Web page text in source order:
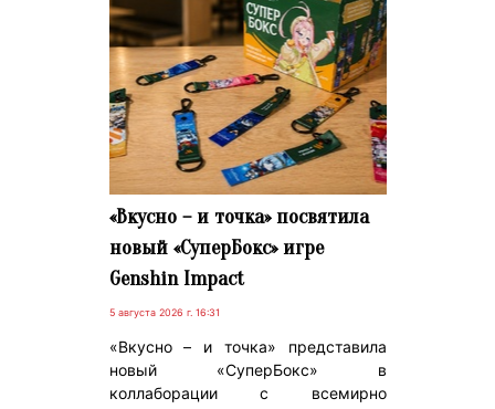
«Вкусно – и точка» посвятила
новый «СуперБокс» игре
Genshin Impact
5 августа 2026 г. 16:31
«Вкусно – и точка» представила
новый «СуперБокс» в
коллаборации с всемирно